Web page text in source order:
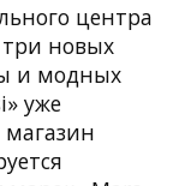
центра
новых
и модных
уже